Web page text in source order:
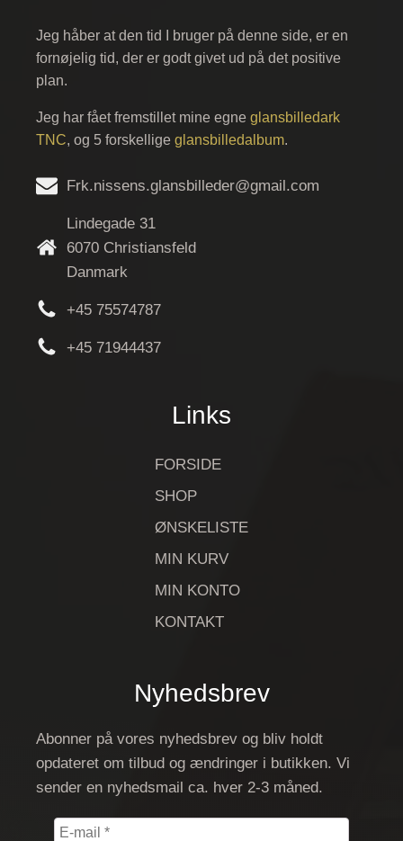
Jeg håber at den tid I bruger på denne side, er en
fornøjelig tid, der er godt givet ud på det positive
plan.
Jeg har fået fremstillet mine egne glansbilledark
TNC, og 5 forskellige glansbilledalbum.
Frk.nissens.glansbilleder@gmail.com
Lindegade 31
6070 Christiansfeld
Danmark
+45 75574787
+45 71944437
Links
FORSIDE
SHOP
ØNSKELISTE
MIN KURV
MIN KONTO
KONTAKT
Nyhedsbrev
Abonner på vores nyhedsbrev og bliv holdt
opdateret om tilbud og ændringer i butikken. Vi
sender en nyhedsmail ca. hver 2-3 måned.
E-